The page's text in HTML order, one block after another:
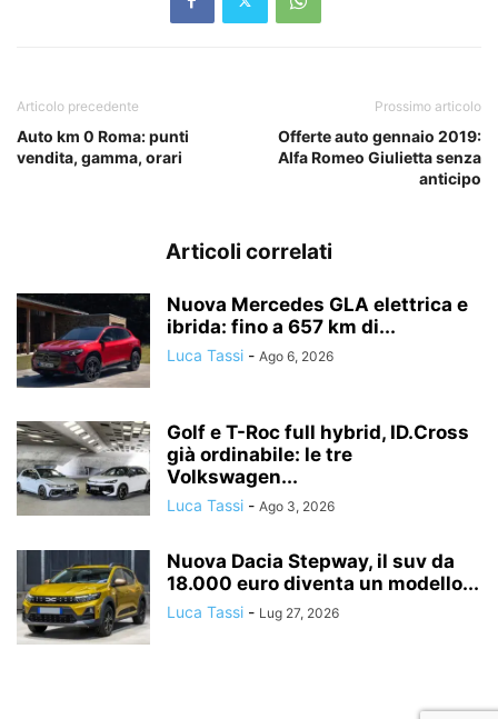
Articolo precedente
Auto km 0 Roma: punti
vendita, gamma, orari
Prossimo articolo
Offerte auto gennaio 2019:
Alfa Romeo Giulietta senza
anticipo
Articoli correlati
Nuova Mercedes GLA elettrica e
ibrida: fino a 657 km di...
Luca Tassi - Ago 6, 2026
Golf e T-Roc full hybrid, ID.Cross
già ordinabile: le tre
Volkswagen...
Luca Tassi - Ago 3, 2026
Nuova Dacia Stepway, il suv da
18.000 euro diventa un modello...
Luca Tassi - Lug 27, 2026